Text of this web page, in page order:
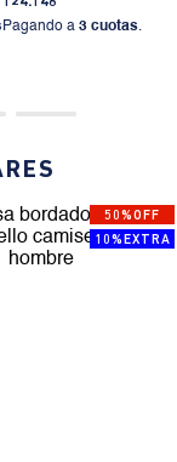
Pagando a 3 cuotas.
50%OFF
10%EXTRA